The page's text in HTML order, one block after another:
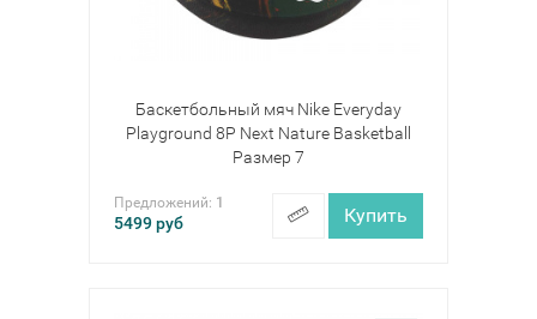
Баскетбольный мяч Nike Everyday
Playground 8P Next Nature Basketball
Размер 7
Предложений: 1
5499руб Купить